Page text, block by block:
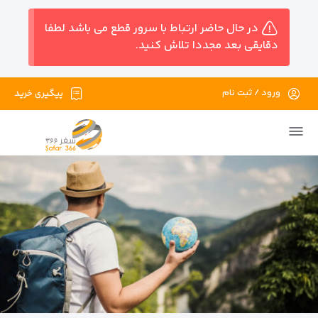
در حال حاضر ارتباط با سرور قطع می باشد لطفا
دقایقی بعد مجددا تلاش کنید.
پیگیری خرید ورود / ثبت نام